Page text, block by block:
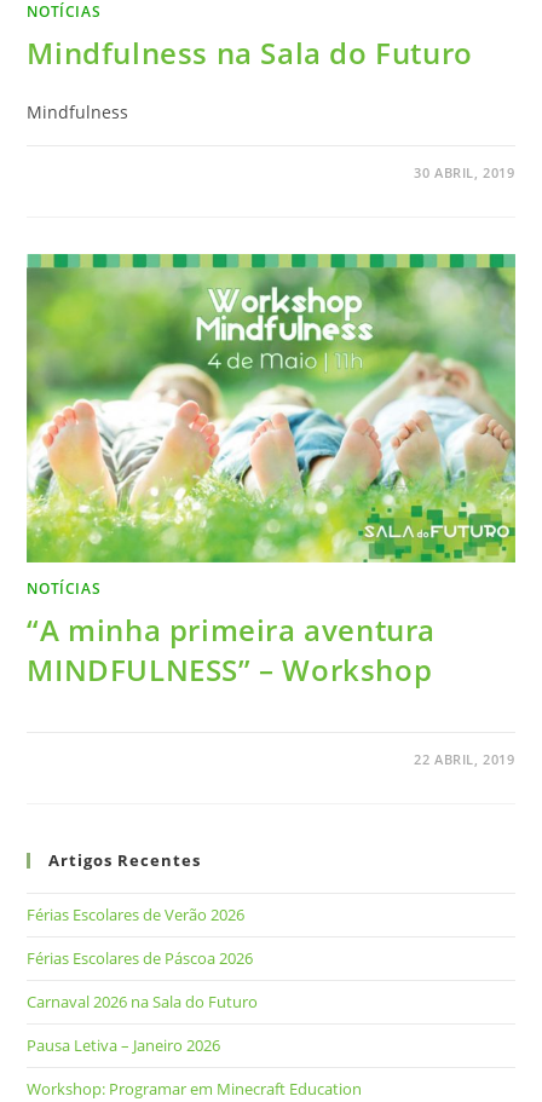
NOTÍCIAS
Mindfulness na Sala do Futuro
Mindfulness
30 ABRIL, 2019
NOTÍCIAS
“A minha primeira aventura
MINDFULNESS” – Workshop
22 ABRIL, 2019
Artigos Recentes
Férias Escolares de Verão 2026
Férias Escolares de Páscoa 2026
Carnaval 2026 na Sala do Futuro
Pausa Letiva – Janeiro 2026
Workshop: Programar em Minecraft Education